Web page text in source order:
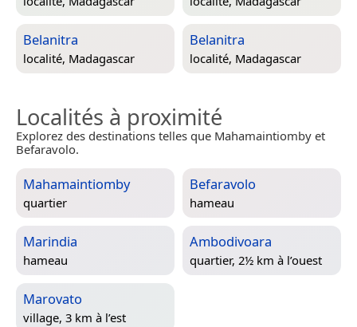
Belanitra
localité, Madagascar
Belanitra
localité, Madagascar
Localités à proximité
Explorez des destinations telles que Mahamaintiomby et
Befaravolo.
Mahamaintiomby
quartier
Befaravolo
hameau
Marindia
hameau
Ambodivoara
quartier, 2½ km à l’ouest
Marovato
village, 3 km à l’est